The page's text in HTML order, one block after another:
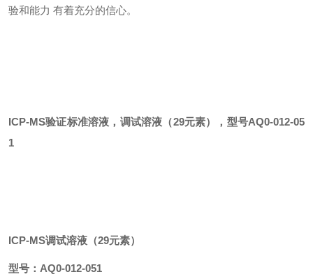
验和能力 有着充分的信心。
ICP-MS验证标准溶液 ，调试溶液 （29元素） ，型号AQ0-012-05
1
ICP-MS调试溶液 （29元素）
型号： AQ0-012-051